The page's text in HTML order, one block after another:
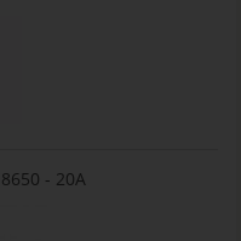
- 20A